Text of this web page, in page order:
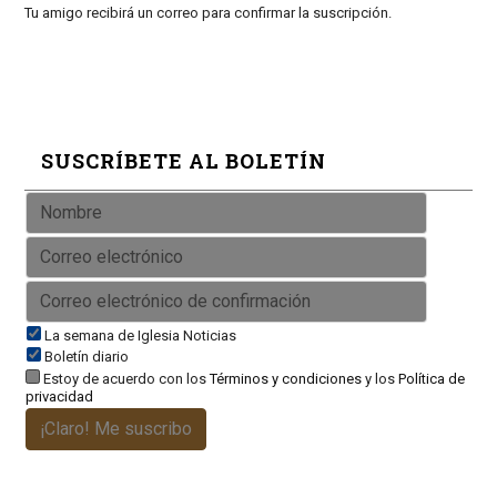
Tu amigo recibirá un correo para confirmar la suscripción.
SUSCRÍBETE AL BOLETÍN
La semana de Iglesia Noticias
Boletín diario
Estoy de acuerdo con losTérminos y condicionesy los Política de
privacidad
¡Claro! Me suscribo